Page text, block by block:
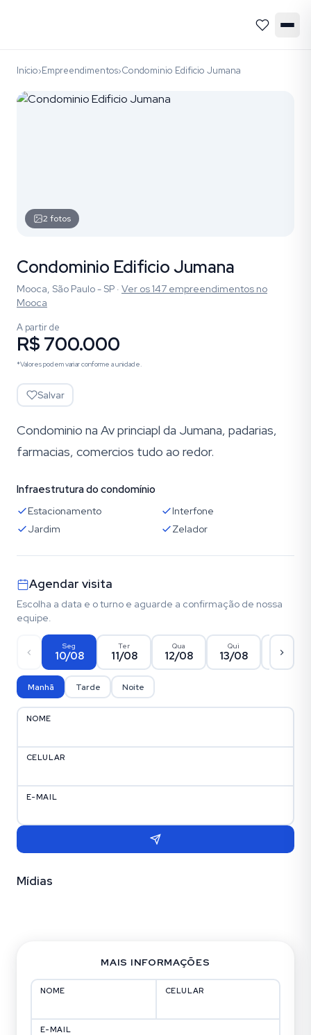
Início›Empreendimentos›Condominio Edificio Jumana
2 fotos
Condominio Edificio Jumana
Mooca, São Paulo - SP · Ver os147 empreendimentos no
Mooca
A partir de
R$ 700.000
*Valores podem variar conforme a unidade.
Salvar
Condominio na Av princiapl da Jumana, padarias,
farmacias, comercios tudo ao redor.
Infraestrutura do condomínio
Estacionamento
Interfone
Jardim
Zelador
Agendar visita
Escolha a data e o turno e aguarde a confirmação de nossa
equipe.
Seg
10/08
Ter
11/08
Qua
12/08
Qui
13/08 14/08
Manhã Tarde Noite
NOME
CELULAR
E-MAIL
Mídias
MAIS INFORMAÇÕES
NOME CELULAR
E-MAIL